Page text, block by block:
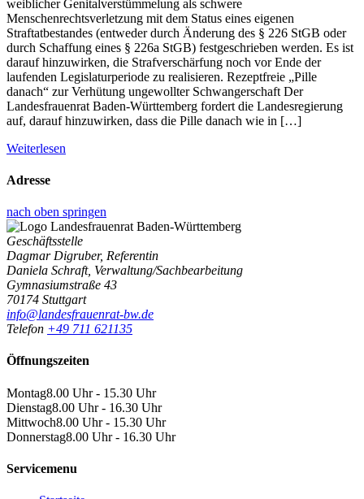
weiblicher Genitalverstümmelung als schwere
Menschenrechtsverletzung mit dem Status eines eigenen
Straftatbestandes (entweder durch Änderung des § 226 StGB oder
durch Schaffung eines § 226a StGB) festgeschrieben werden. Es ist
darauf hinzuwirken, die Strafverschärfung noch vor Ende der
laufenden Legislaturperiode zu realisieren. Rezeptfreie „Pille
danach“ zur Verhütung ungewollter Schwangerschaft Der
Landesfrauenrat Baden-Württemberg fordert die Landesregierung
auf, darauf hinzuwirken, dass die Pille danach wie in […]
Weiterlesen
Adresse
nach oben springen
Geschäftsstelle
Dagmar Digruber, Referentin
Daniela Schraft, Verwaltung/Sachbearbeitung
Gymnasiumstraße 43
70174 Stuttgart
info@landesfrauenrat-bw.de
Telefon +49 711 621135
Öffnungszeiten
Montag8.00 Uhr - 15.30 Uhr
Dienstag8.00 Uhr - 16.30 Uhr
Mittwoch8.00 Uhr - 15.30 Uhr
Donnerstag8.00 Uhr - 16.30 Uhr
Servicemenu